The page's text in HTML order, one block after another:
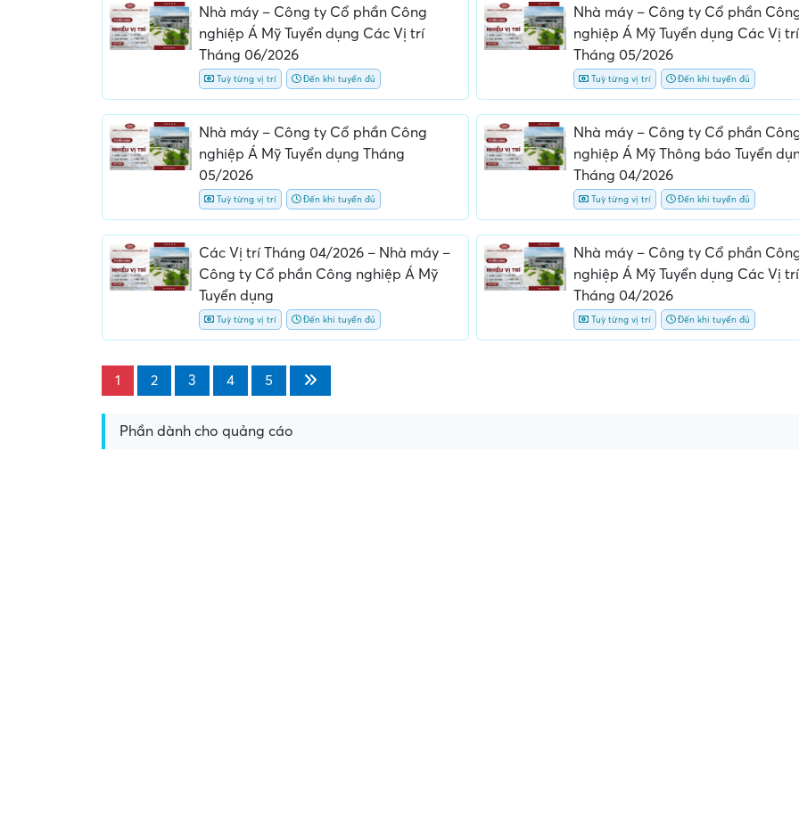
Nhà máy – Công ty Cổ phần Công
nghiệp Á Mỹ Tuyển dụng Các Vị trí
Tháng 06/2026
Tuỳ từng vị trí Đến khi tuyển đủ
Nhà máy – Công ty Cổ phần
nghiệp Á Mỹ Tuyển dụng Các Vị trí
Tháng 05/2026
Tuỳ từng vị trí Đến khi tuyển đủ
Nhà máy – Công ty Cổ phần Công
nghiệp Á Mỹ Tuyển dụng Tháng
05/2026
Tuỳ từng vị trí Đến khi tuyển đủ
Nhà máy – Công ty Cổ phần
nghiệp Á Mỹ Thông báo Tuyển
Tháng 04/2026
Tuỳ từng vị trí Đến khi tuyển đủ
Các Vị trí Tháng 04/2026 – Nhà máy –
Công ty Cổ phần Công nghiệp Á Mỹ
Tuyển dụng
Tuỳ từng vị trí Đến khi tuyển đủ
Nhà máy – Công ty Cổ phần
nghiệp Á Mỹ Tuyển dụng Các Vị trí
Tháng 04/2026
Tuỳ từng vị trí Đến khi tuyển đủ
1 2 3 4 5
Phần dành cho quảng cáo